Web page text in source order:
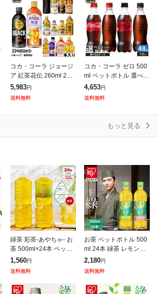
コカ・コーラ ジョージ
ア 紅茶花伝 260ml 280
ml 440ml 500ml 650ml
ペットボトル ボトル缶
選べる
5,983円
送料無料
コカ・コーラ ゼロ 500
ml ペットボトル 選べる
48本 (24本×2 まとめ買
い) よりどり 炭酸飲料
タンサン ラベルレ
4,653円
送料無料
もっと見る
緑茶 彩茶-あやちゃ- お
茶 500ml×24本 ペット
ボトル ライフドリンク
カンパニー LIFEDRINK
日本茶 まとめ買い
1,560円
送料無料
お茶 ペットボトル 500
ml 24本 緑茶 レモンフ
レーバー 白桃フレーバ
ー 低温密閉抽出 すっき
り まろやか 飲みやすい
2,180円
送料無料